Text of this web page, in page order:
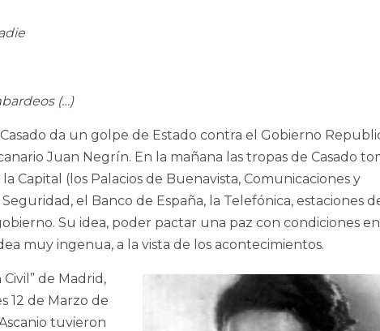
(…)
da un golpe de Estado contra el Gobierno
Juan Negrín. En la mañana las tropas de Casado
Capital (los Palacios de Buenavista, Comunicaciones y
el Banco de España, la Telefónica, estaciones
Su idea, poder pactar una paz con condiciones
muy ingenua, a la vista de los acontecimientos.
de Madrid,
12 de Marzo de
tuvieron